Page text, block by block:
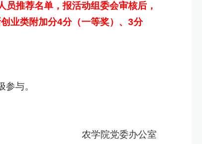
员推荐名单，报活动组委会审核后 ，
业类附加分4分（一等奖）、3分
与。
办公室